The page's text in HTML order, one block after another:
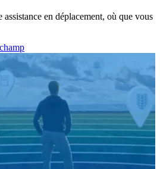
en déplacement, où que vous